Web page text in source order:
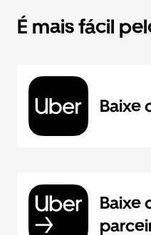
É mais fácil
Baixe
Baixe